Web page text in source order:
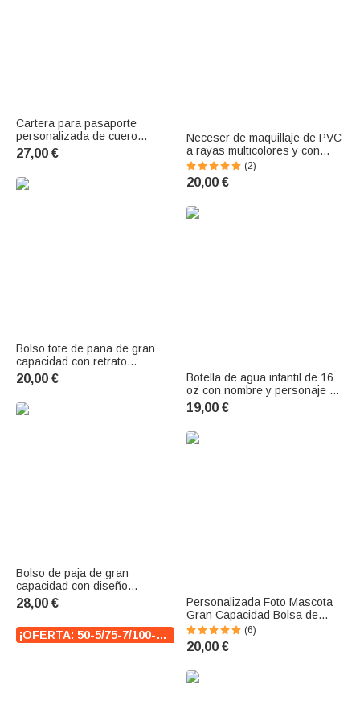
Cartera para pasaporte
personalizada de cuero
sintético PU con personaje de
dibujos animados y mapa del
mundo, con nombre; ideal
como regalo de negocios, de
27,00 €
Bolso tote de pana de gran
capacidad con retrato
personalizado de un caballo,
herradura y flor, con nombre;
para uso diario, regalo de
cumpleaños para mujeres,
20,00 €
Bolso de paja de gran
capacidad con diseño
personalizado bordado. Ideal
para el día a día, viajes y
como regalo de cumpleaños
para niñas y mujeres.
28,00 €
¡OFERTA: 50-5/75-7/100-10!
Neceser de maquillaje de PVC
a rayas multicolores y con
diseño de cuadros,
personalizado con el nombre
bordado; ideal para el uso
de boda para mujeres, amigas
(2)
20,00 €
Botella de agua infantil de 16
oz con nombre y personaje de
dibujos animados de
dinosaurios personalizado,
con pajita de silicona y asa.
Regalo de vuelta al cole y de
19,00 €
Personalizada Foto Mascota
Gran Capacidad Bolsa de
Pana con Nombre Uso Diario
Cumpleaños Aniversario
Regalo para Dueño de
(6)
20,00 €